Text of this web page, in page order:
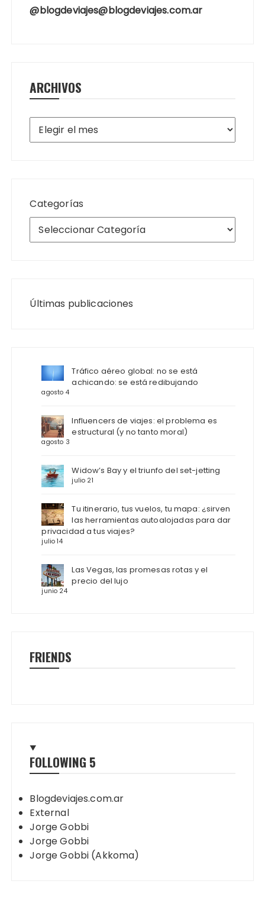
@blogdeviajes@blogdeviajes.com.ar
ARCHIVOS
Archivos
Categorías
Últimas publicaciones
Tráfico aéreo global: no se está
achicando: se está redibujando
agosto 4
Influencers de viajes: el problema es
estructural (y no tanto moral)
agosto 3
Widow’s Bay y el triunfo del set-jetting
julio 21
Tu itinerario, tus vuelos, tu mapa: ¿sirven
las herramientas autoalojadas para dar
privacidad a tus viajes?
julio 14
Las Vegas, las promesas rotas y el
precio del lujo
junio 24
FRIENDS
FOLLOWING 5
Blogdeviajes.com.ar
External
Jorge Gobbi
Jorge Gobbi
Jorge Gobbi (Akkoma)